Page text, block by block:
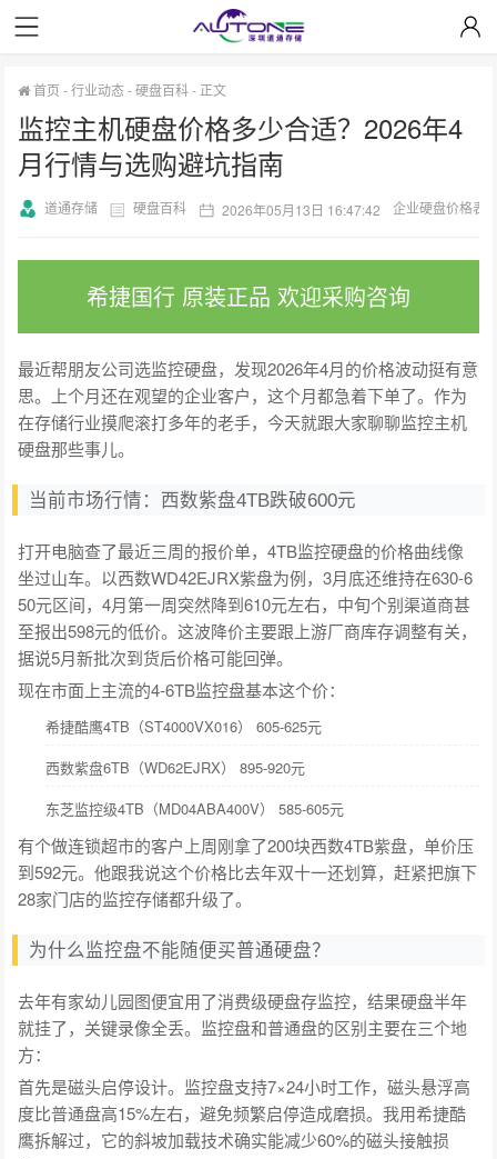
首页 -行业动态-硬盘百科- 正文
监控主机硬盘价格多少合适？2026年4
月行情与选购避坑指南
道通存储 硬盘百科 2026年05月13日 16:47:42 企业硬盘价格表
希捷国行 原装正品 欢迎采购咨询
最近帮朋友公司选监控硬盘，发现2026年4月的价格波动挺有意
思。上个月还在观望的企业客户，这个月都急着下单了。作为
在存储行业摸爬滚打多年的老手，今天就跟大家聊聊监控主机
硬盘那些事儿。
当前市场行情：西数紫盘4TB跌破600元
打开电脑查了最近三周的报价单，4TB监控硬盘的价格曲线像
坐过山车。以西数WD42EJRX紫盘为例，3月底还维持在630-6
50元区间，4月第一周突然降到610元左右，中旬个别渠道商甚
至报出598元的低价。这波降价主要跟上游厂商库存调整有关，
据说5月新批次到货后价格可能回弹。
现在市面上主流的4-6TB监控盘基本这个价：
希捷酷鹰4TB（ST4000VX016） 605-625元
西数紫盘6TB（WD62EJRX） 895-920元
东芝监控级4TB（MD04ABA400V） 585-605元
有个做连锁超市的客户上周刚拿了200块西数4TB紫盘，单价压
到592元。他跟我说这个价格比去年双十一还划算，赶紧把旗下
28家门店的监控存储都升级了。
为什么监控盘不能随便买普通硬盘？
去年有家幼儿园图便宜用了消费级硬盘存监控，结果硬盘半年
就挂了，关键录像全丢。监控盘和普通盘的区别主要在三个地
方：
首先是磁头启停设计。监控盘支持7×24小时工作，磁头悬浮高
度比普通盘高15%左右，避免频繁启停造成磨损。我用希捷酷
鹰拆解过，它的斜坡加载技术确实能减少60%的磁头接触损